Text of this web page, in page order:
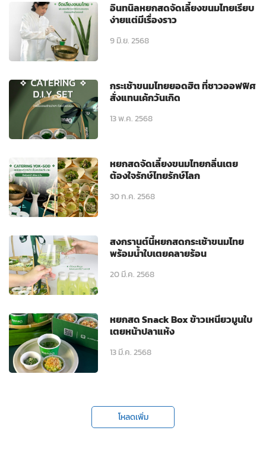
อินทนิลหยกสดจัดเลี้ยงขนมไทยเรียบ
ง่ายแต่มีเรื่องราว
9 มิ.ย. 2568
กระเช้าขนมไทยยอดฮิต ที่ชาวออฟฟิศ
สั่งแทนเค้กวันเกิด
13 พ.ค. 2568
หยกสดจัดเลี้ยงขนมไทยกลิ่นเตย
ต้องใจรักษ์ไทยรักษ์โลก
30 ก.ค. 2568
สงกรานต์นี้หยกสดกระเช้าขนมไทย
พร้อมน้ำใบเตยคลายร้อน
20 มี.ค. 2568
หยกสด Snack Box ข้าวเหนียวมูนใบ
เตยหน้าปลาแห้ง
13 มี.ค. 2568
โหลดเพิ่ม